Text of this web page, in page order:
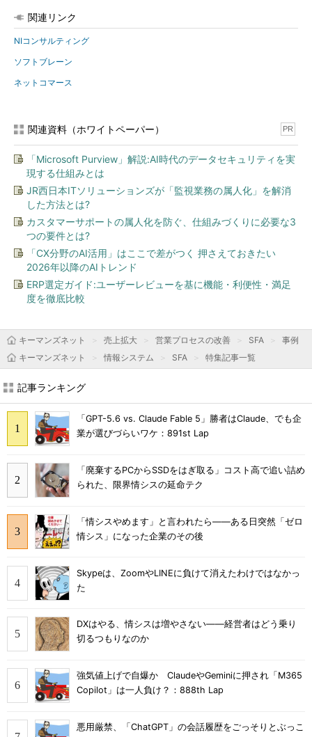
関連リンク
NIコンサルティング
ソフトブレーン
ネットコマース
関連資料（ホワイトペーパー） PR
「Microsoft Purview」解説:AI時代のデータセキュリティを実
現する仕組みとは
JR西日本ITソリューションズが「監視業務の属人化」を解消
した方法とは?
カスタマーサポートの属人化を防ぐ、仕組みづくりに必要な3
つの要件とは?
「CX分野のAI活用」はここで差がつく 押さえておきたい
2026年以降のAIトレンド
ERP選定ガイド:ユーザーレビューを基に機能・利便性・満足
度を徹底比較
キーマンズネット 売上拡大 営業プロセスの改善 SFA
事例
キーマンズネット
情報システム SFA 特集記事一覧
記事ランキング
「GPT-5.6 vs. Claude Fable 5」勝者はClaude、でも企
業が選びづらいワケ：891st Lap
「廃棄するPCからSSDをはぎ取る」コスト高で追い詰め
られた、限界情シスの延命テク
「情シスやめます」と言われたら――ある日突然「ゼロ
情シス」になった企業のその後
Skypeは、ZoomやLINEに負けて消えたわけではなかっ
た
DXはやる、情シスは増やさない――経営者はどう乗り
切るつもりなのか
強気値上げで自爆か ClaudeやGeminiに押され「M365
Copilot」は一人負け？：888th Lap
悪用厳禁、「ChatGPT」の会話履歴をごっそりとぶっこ